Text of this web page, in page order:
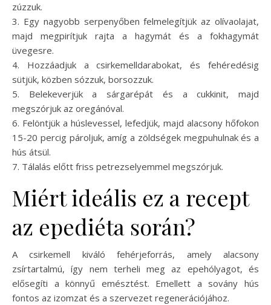
zúzzuk.
3. Egy nagyobb serpenyőben felmelegítjük az olívaolajat,
majd megpirítjuk rajta a hagymát és a fokhagymát
üvegesre.
4. Hozzáadjuk a csirkemelldarabokat, és fehéredésig
sütjük, közben sózzuk, borsozzuk.
5. Belekeverjük a sárgarépát és a cukkinit, majd
megszórjuk az oregánóval.
6. Felöntjük a húslevessel, lefedjük, majd alacsony hőfokon
15-20 percig pároljuk, amíg a zöldségek megpuhulnak és a
hús átsül.
7. Tálalás előtt friss petrezselyemmel megszórjuk.
Miért ideális ez a recept
az epediéta során?
A csirkemell kiváló fehérjeforrás, amely alacsony
zsírtartalmú, így nem terheli meg az epehólyagot, és
elősegíti a könnyű emésztést. Emellett a sovány hús
fontos az izomzat és a szervezet regenerációjához.